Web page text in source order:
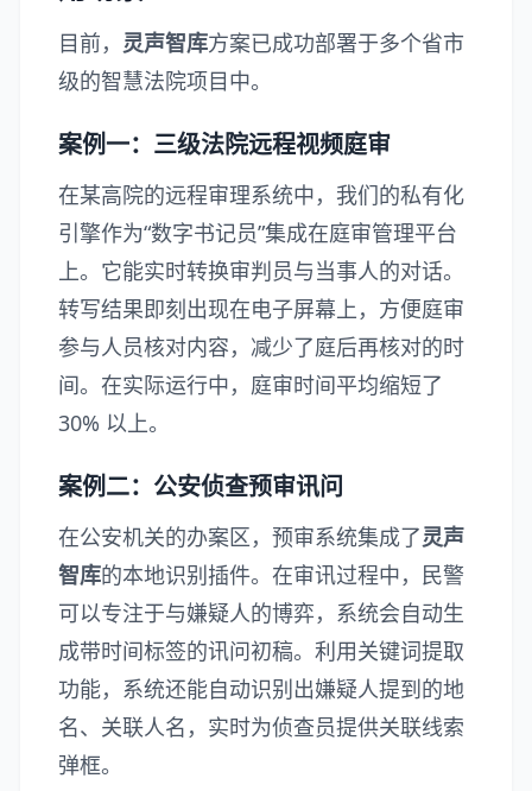
目前， 灵声智库方案已成功部署于多个省市
级的智慧法院项目中。
案例一：三级法院远程视频庭审
在某高院的远程审理系统中，我们的私有化
引擎作为“数字书记员”集成在庭审管理平台
上。它能实时转换审判员与当事人的对话。
转写结果即刻出现在电子屏幕上，方便庭审
参与人员核对内容，减少了庭后再核对的时
间。在实际运行中，庭审时间平均缩短了
30% 以上。
案例二：公安侦查预审讯问
在公安机关的办案区，预审系统集成了灵声
智库的本地识别插件。在审讯过程中，民警
可以专注于与嫌疑人的博弈，系统会自动生
成带时间标签的讯问初稿。利用关键词提取
功能，系统还能自动识别出嫌疑人提到的地
名、关联人名，实时为侦查员提供关联线索
弹框。